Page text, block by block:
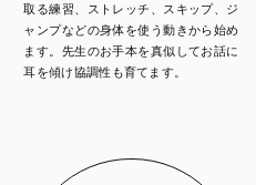
取る練習、ストレッチ、スキップ、ジ
ャンプなどの身体を使う動きから始め
ます。先生のお手本を真似してお話に
耳を傾け協調性も育てます。